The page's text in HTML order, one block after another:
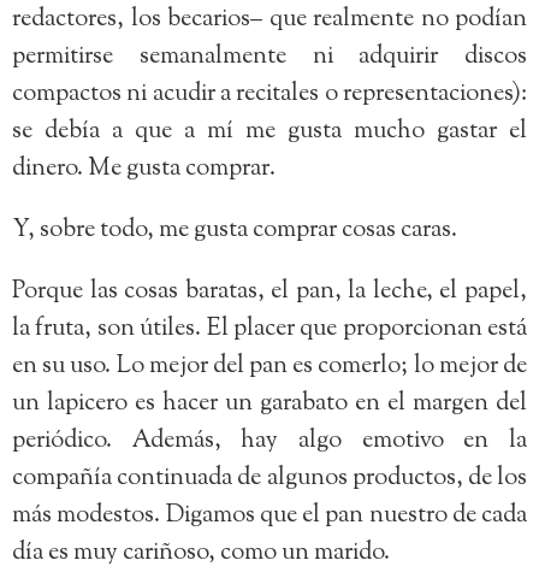
redactores, los becarios– que realmente no podían
permitirse semanalmente ni adquirir discos
compactos ni acudir a recitales o representaciones):
se debía a que a mí me gusta mucho gastar el
dinero. Me gusta comprar.
Y, sobre todo, me gusta comprar cosas caras.
Porque las cosas baratas, el pan, la leche, el papel,
la fruta, son útiles. El placer que proporcionan está
en su uso. Lo mejor del pan es comerlo; lo mejor de
un lapicero es hacer un garabato en el margen del
periódico. Además, hay algo emotivo en la
compañía continuada de algunos productos, de los
más modestos. Digamos que el pan nuestro de cada
día es muy cariñoso, como un marido.